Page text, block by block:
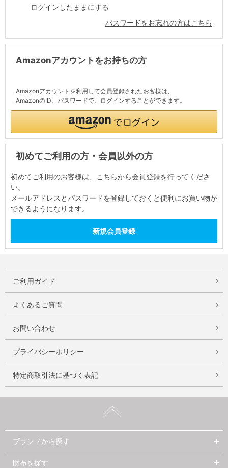
ログインしたままにする
パスワードをお忘れの方はこちら
Amazonアカウントをお持ちの方
Amazonアカウントを利用して会員登録されたお客様は、
AmazonのID、パスワードで、ログインすることができます。
初めてご利用の方・会員以外の方
初めてご利用のお客様は、こちらから会員登録を行ってくださ
い。
メールアドレスとパスワードを登録しておくと便利にお買い物が
できるようになります。
ご利用ガイド
よくあるご質問
お問い合わせ
プライバシーポリシー
特定商取引法に基づく表記
ブランドから探す
財布を探す